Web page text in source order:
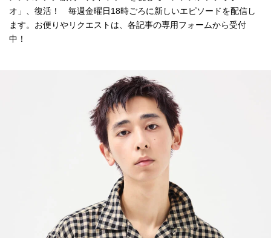
オ」、復活！ 毎週金曜日18時ごろに新しいエピソードを配信し
ます。お便りやリクエストは、各記事の専用フォームから受付
中！